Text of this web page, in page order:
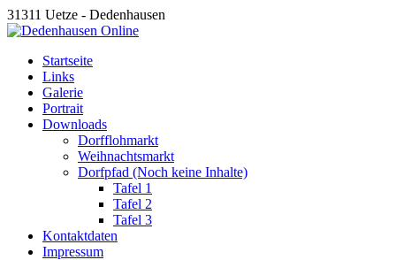
31311 Uetze - Dedenhausen
Startseite
Links
Galerie
Portrait
Downloads
Dorfflohmarkt
Weihnachtsmarkt
Dorfpfad (Noch keine Inhalte)
Tafel 1
Tafel 2
Tafel 3
Kontaktdaten
Impressum